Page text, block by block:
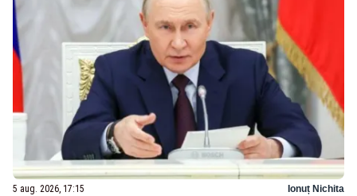
5 aug. 2026, 17:15 Ionuț Nichita